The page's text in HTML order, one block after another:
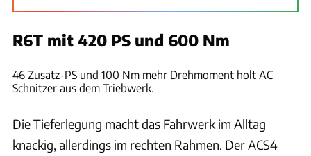
R6T mit 420 PS und 600 Nm
46 Zusatz-PS und 100 Nm mehr Drehmoment holt AC
Schnitzer aus dem Triebwerk.
Die Tieferlegung macht das Fahrwerk im Alltag
knackig, allerdings im rechten Rahmen. Der ACS4